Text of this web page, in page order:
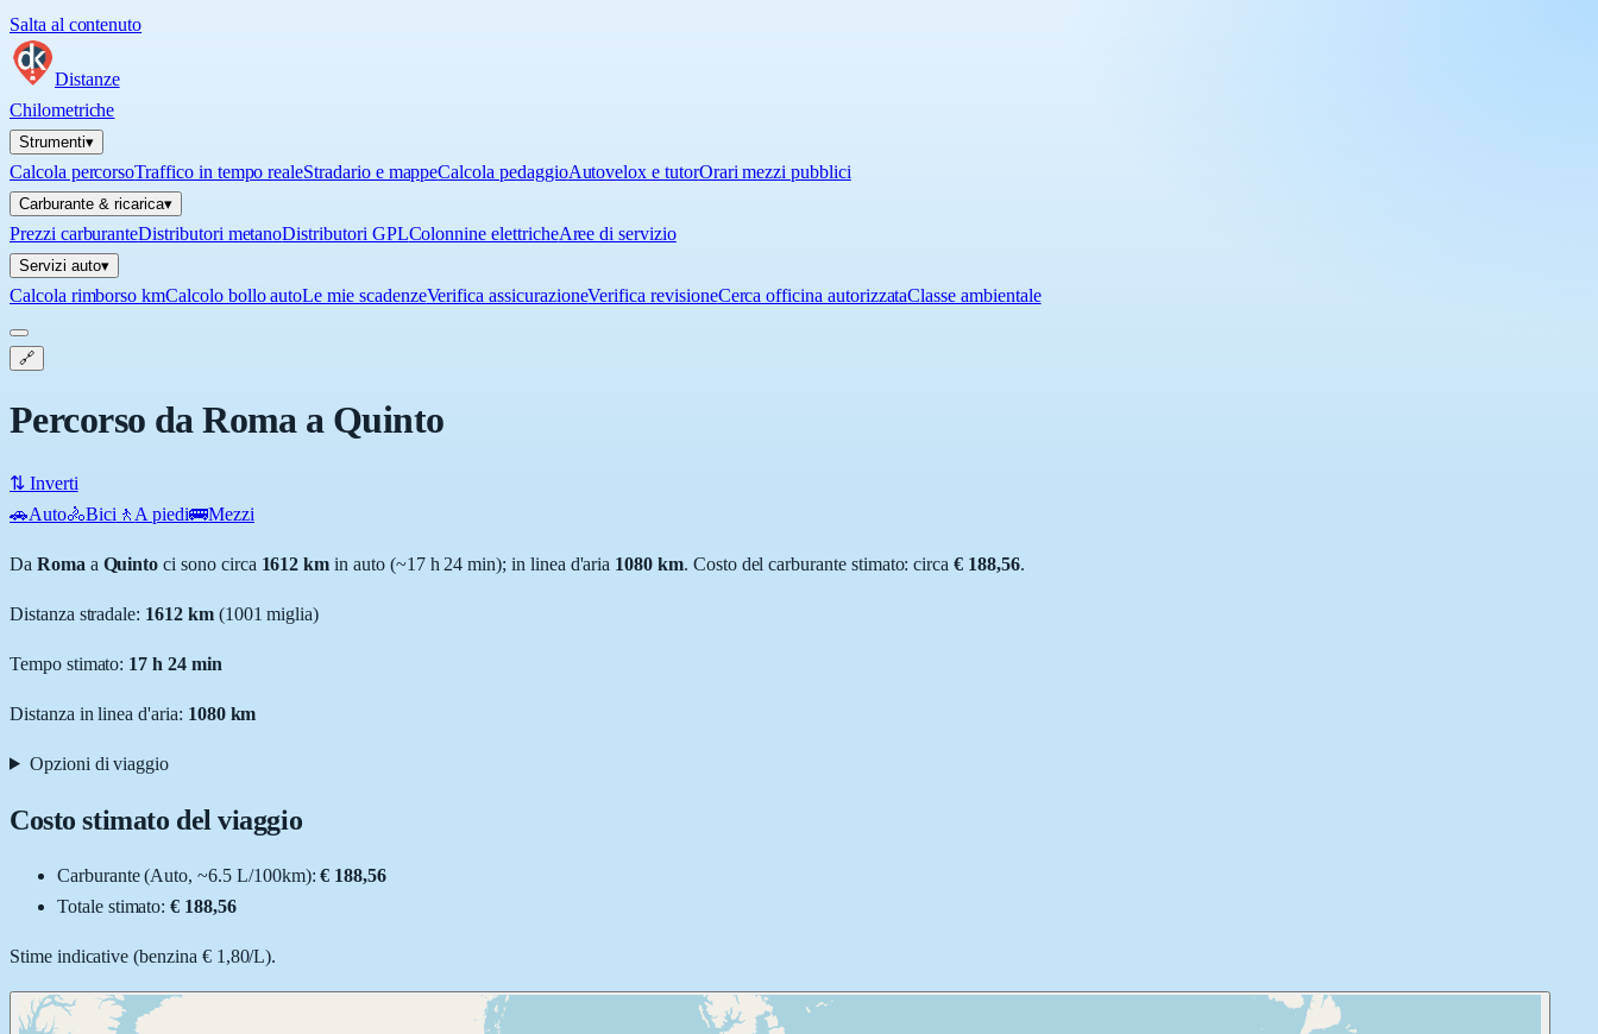
Salta al contenuto
Distanze
Chilometriche
Strumenti▾
Calcola percorsoTraffico in tempo realeStradario e mappeCalcola pedaggioAutovelox e tutorOrari mezzi pubblici
Carburante & ricarica▾
Prezzi carburanteDistributori metanoDistributori GPLColonnine elettricheAree di servizio
Servizi auto▾
Calcola rimborso kmCalcolo bollo autoLe mie scadenzeVerifica assicurazioneVerifica revisioneCerca officina autorizzataClasse ambientale
🔗
Percorso da Roma a Quinto
⇅ Inverti
🚗Auto🚴Bici 🚶 A piedi🚌Mezzi
Da Roma a Quinto ci sono circa 1612 km in auto (~17 h 24 min); in linea d'aria 1080 km. Costo del carburante stimato: circa € 188,56.
Distanza stradale: 1612km (1001 miglia)
Tempo stimato: 17 h 24 min
Distanza in linea d'aria: 1080km
Opzioni di viaggio
Costo stimato del viaggio
Carburante (Auto, ~6.5 L/100km): € 188,56
Totale stimato:€ 188,56
Stime indicative (benzina € 1,80/L).